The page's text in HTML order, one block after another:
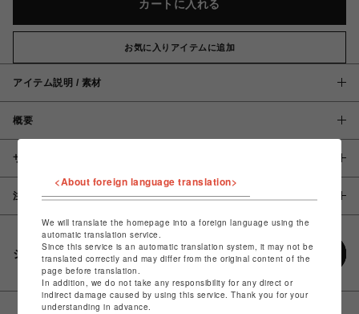
カートに入れる
お気に入りアイテムに追加
アイテム説明 / 素材
概要
サイズ
注意事項
シェアする
<About foreign language translation>
We will translate the homepage into a foreign language using the
automatic translation service.
Since this service is an automatic translation system, it may not be
translated correctly and may differ from the original content of the
page before translation.
In addition, we do not take any responsibility for any direct or
indirect damage caused by using this service. Thank you for your
understanding in advance.